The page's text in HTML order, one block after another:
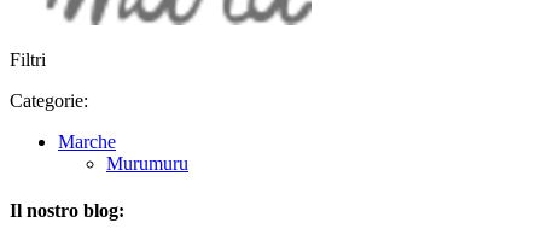
Filtri
Categorie:
Marche
Murumuru
Il nostro blog: